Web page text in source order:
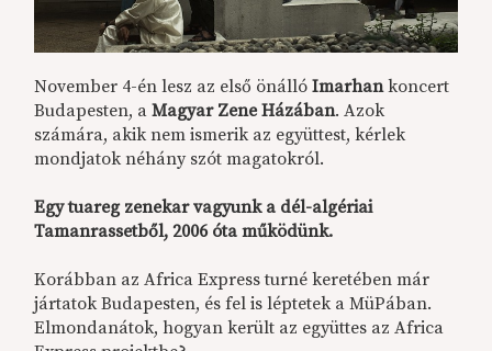
November 4-én lesz az első önállóImarhankoncert
Budapesten, aMagyar Zene Házában. Azok
számára, akik nem ismerik az együttest, kérlek
mondjatok néhány szót magatokról.
Egy tuareg zenekar vagyunk a dél-algériai
Tamanrassetből, 2006 óta működünk.
Korábban az Africa Express turné keretében már
jártatok Budapesten, és fel is léptetek a MüPában.
Elmondanátok, hogyan került az együttes az Africa